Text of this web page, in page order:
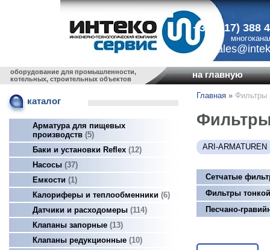
+375 (17) 388
оборудование для промышленности,
котельных, строительных объектов
на главную
каталог
Арматура для пищевых
производств 5
Баки и установки Reflex 12
Насосы 37
Емкости
1
Калориферы и теплообменники 6
Датчики и расходомеры 114
Клапаны запорные 13
Клапаны редукционные 10
Главная » Фильтры
ARI-ARMATUREN
Сетчатые
Фильтры
Песчано-